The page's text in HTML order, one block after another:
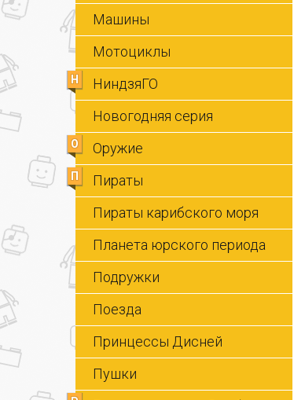
Машины
Мотоциклы
Н
НиндзяГО
Новогодняя серия
О Оружие
П
Пираты
Пираты карибского моря
Планета юрского периода
Подружки
Поезда
Принцессы Дисней
Пушки